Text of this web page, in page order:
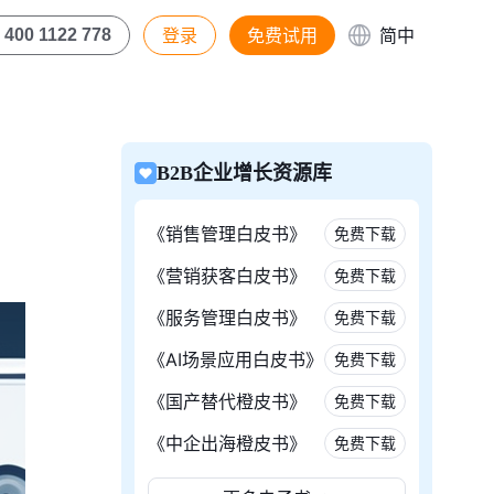
400 1122 778 登录 免费试用 简中
B2B企业增长资源库
《销售管理白皮书》 免费下载
《营销获客白皮书》 免费下载
《服务管理白皮书》 免费下载
《AI场景应用白皮书》 免费下载
《国产替代橙皮书》 免费下载
《中企出海橙皮书》 免费下载